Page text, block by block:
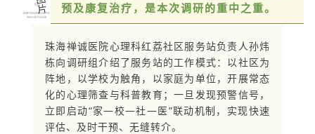
预及康复治疗，是本次调研的重中之重。
珠海禅诚医院心理科红荔社区服务站负责人孙炜
栋向调研组介绍了服务站的工作模式：以社区为
阵地，以学校为触角，以家庭为单位，开展常态
化的心理筛查与科普教育；一旦发现预警信号，
立即启动“家—校—社—医”联动机制，实现快速
评估、及时干预、无缝转介。